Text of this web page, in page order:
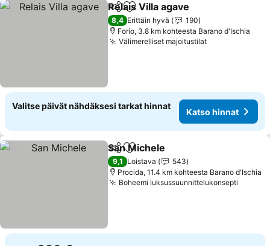
Jaa Lisää suosikkeihin
Relais Villa agave
8,4 Erittäin hyvä
190
Forio, 3.8 km kohteesta Barano d'Ischia
Välimerelliset majoitustilatKatso hinnat
Valitse päivät nähdäksesi tarkat hinnat
Katso hinnat
Jaa Lisää suosikkeihin
San Michele
9,1 Loistava
543
Procida, 11.4 km kohteesta Barano d'Ischia
Boheemi luksussuunnittelukonsepti